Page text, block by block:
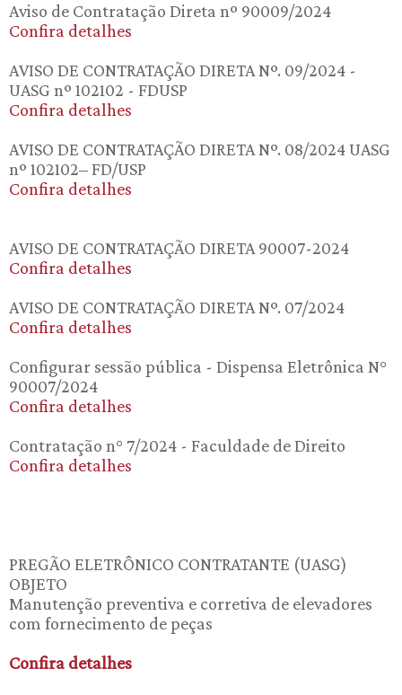
Aviso de Contratação Direta nº 90009/2024
Confira detalhes
AVISO DE CONTRATAÇÃO DIRETA Nº. 09/2024 -
UASG nº 102102 - FDUSP
Confira detalhes
AVISO DE CONTRATAÇÃO DIRETA Nº. 08/2024 UASG
nº 102102– FD/USP
Confira detalhes
AVISO DE CONTRATAÇÃO DIRETA 90007-2024
Confira detalhes
AVISO DE CONTRATAÇÃO DIRETA Nº. 07/2024
Confira detalhes
Configurar sessão pública - Dispensa Eletrônica N°
90007/2024
Confira detalhes
Contratação n° 7/2024 - Faculdade de Direito
Confira detalhes
PREGÃO ELETRÔNICO CONTRATANTE (UASG)
OBJETO
Manutenção preventiva e corretiva de elevadores
com fornecimento de peças
Confira detalhes